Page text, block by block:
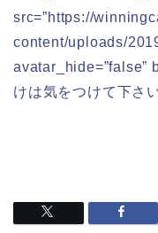
src=”https://
content/uploads/
avatar_hide=”false”
けは気をつけて下さ